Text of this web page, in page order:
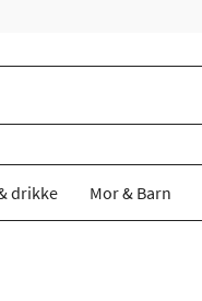
drikke Mor & Barn